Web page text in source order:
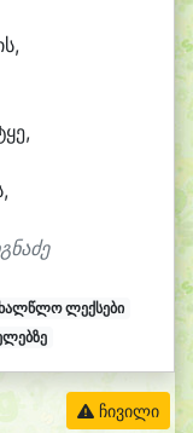
ლექსები
ჩივილი